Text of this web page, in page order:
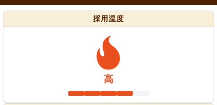
採用温度
高